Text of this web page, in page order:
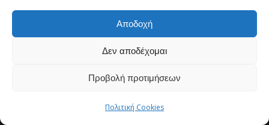
Αποδοχή
Δεν αποδέχομαι
Προβολή προτιμήσεων
Πολιτική Cookies